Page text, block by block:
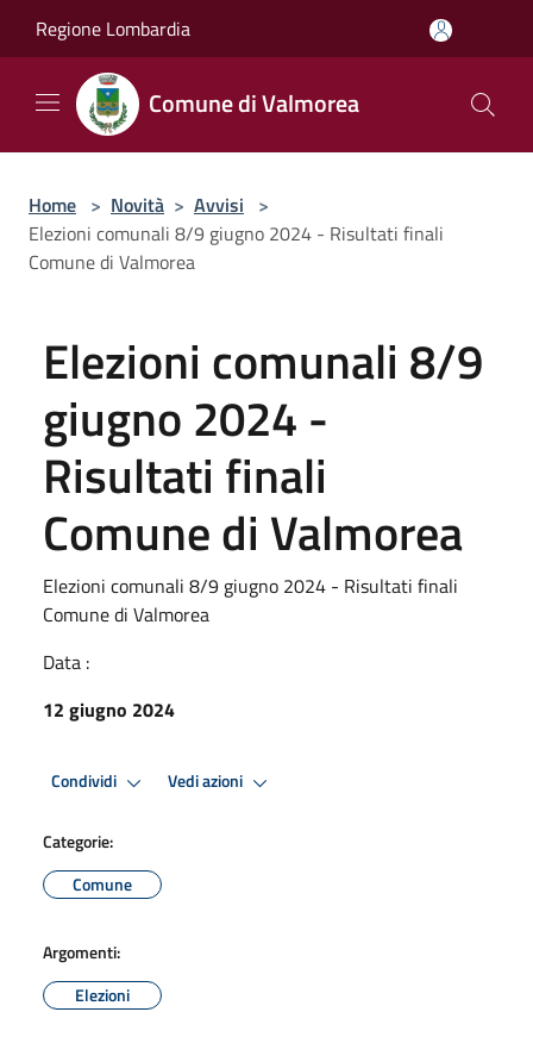
Regione Lombardia
Comune di Valmorea
Home > Novità > Avvisi >
Elezioni comunali 8/9 giugno 2024 - Risultati finali
Comune di Valmorea
Elezioni comunali 8/9
giugno 2024 -
Risultati finali
Comune di Valmorea
Elezioni comunali 8/9 giugno 2024 - Risultati finali
Comune di Valmorea
Data :
12 giugno 2024
Condividi Vedi azioni
Categorie:
Comune
Argomenti:
Elezioni